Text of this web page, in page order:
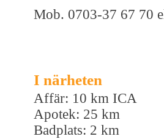
Mob. 0703-37 67 70
I närheten
Affär: 10 km ICA
Apotek: 25 km
Badplats: 2 km